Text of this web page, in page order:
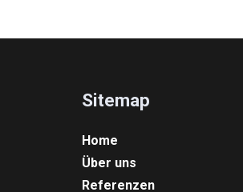
Sitemap
Home
Über uns
Referenzen